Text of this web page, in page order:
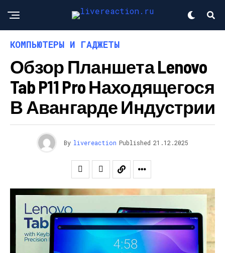
КОМПЬЮТЕРЫ И ГАДЖЕТЫ
Обзор Планшета Lenovo
Tab P11 Pro Находящегося
В Авангарде Индустрии
By livereaction Published 21.12.2025